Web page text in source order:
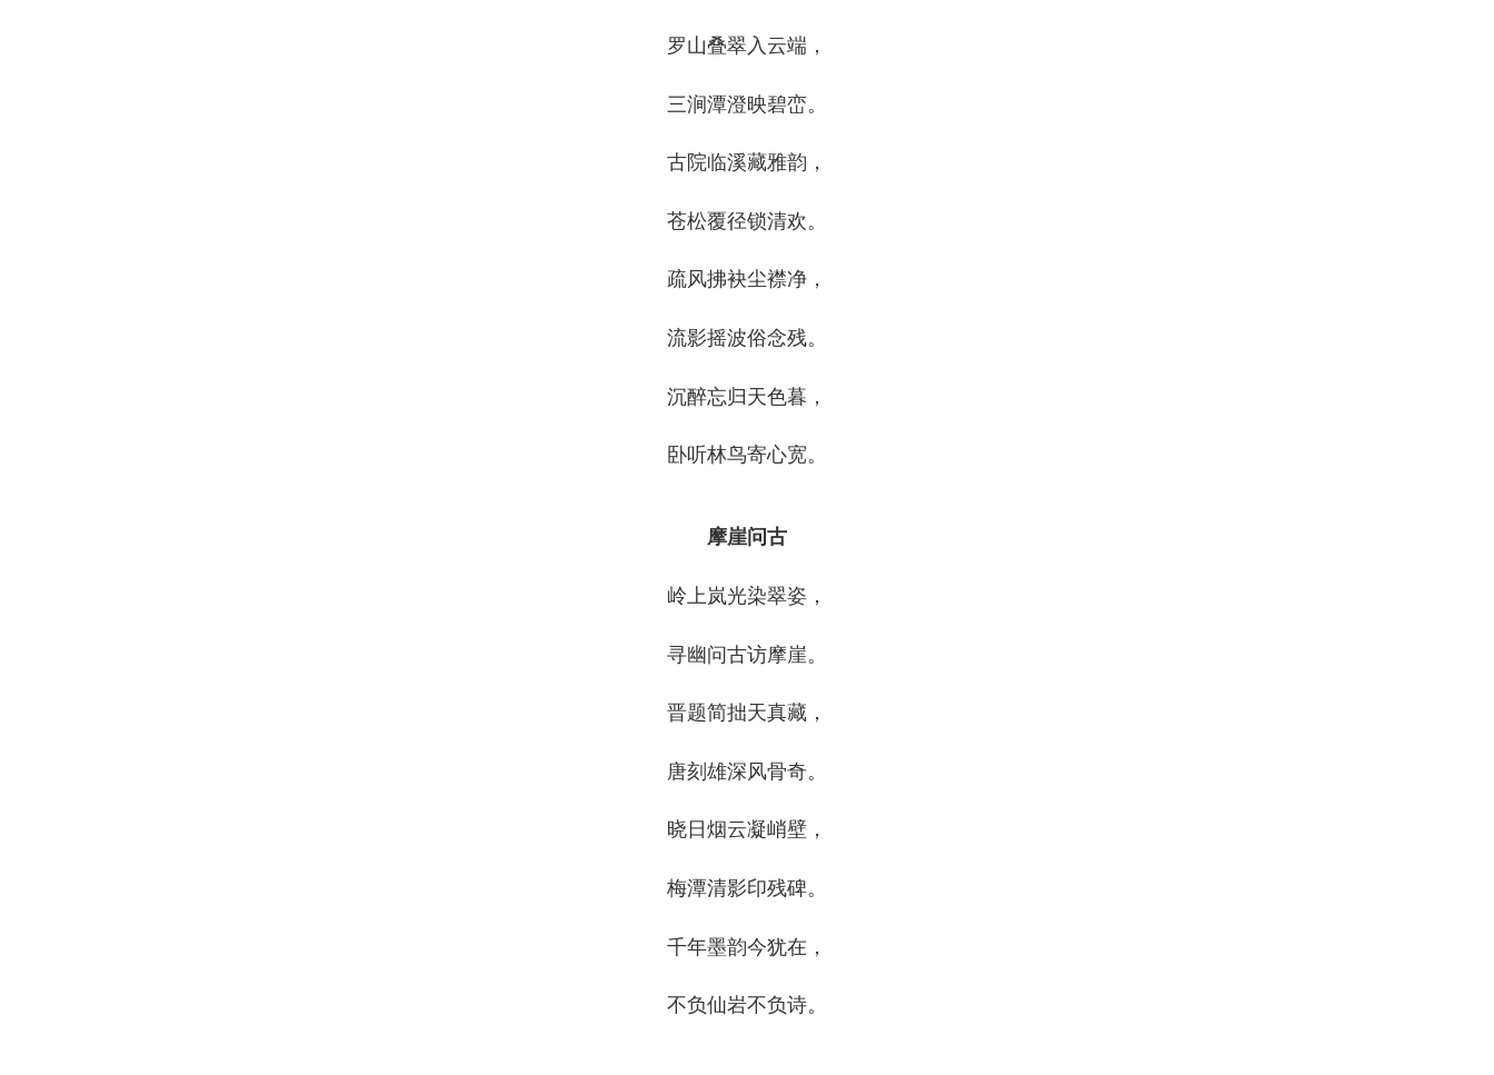
罗山叠翠入云端，
三涧潭澄映碧峦。
古院临溪藏雅韵，
苍松覆径锁清欢。
疏风拂袂尘襟净，
流影摇波俗念残。
沉醉忘归天色暮，
卧听林鸟寄心宽。
摩崖问古
岭上岚光染翠姿，
寻幽问古访摩崖。
晋题简拙天真藏，
唐刻雄深风骨奇。
晓日烟云凝峭壁，
梅潭清影印残碑。
千年墨韵今犹在，
不负仙岩不负诗。